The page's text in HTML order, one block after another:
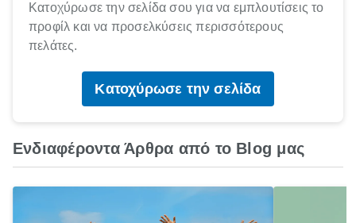
Κατοχύρωσε την σελίδα σου για να εμπλουτίσεις το
προφίλ και να προσελκύσεις περισσότερους
πελάτες.
Κατοχύρωσε την σελίδα
Ενδιαφέροντα Άρθρα από το Blog μας